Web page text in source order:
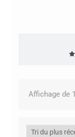
Affichage de